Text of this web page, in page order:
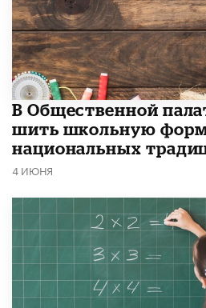
В Общественной
шить школьную
национальных
4 ИЮНЯ